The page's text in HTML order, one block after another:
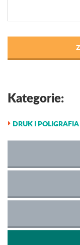
Kategorie:
DRUK I POLIGRAFIA